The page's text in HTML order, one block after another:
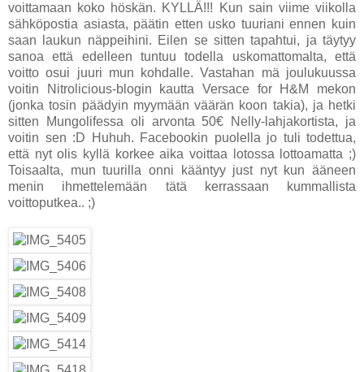
voittamaan koko höskän. KYLLÄ!!! Kun sain viime viikolla
sähköpostia asiasta, päätin etten usko tuuriani ennen kuin
saan laukun näppeihini. Eilen se sitten tapahtui, ja täytyy
sanoa että edelleen tuntuu todella uskomattomalta, että
voitto osui juuri mun kohdalle. Vastahan mä joulukuussa
voitin Nitrolicious-blogin kautta Versace for H&M mekon
(jonka tosin päädyin myymään väärän koon takia), ja hetki
sitten Mungolifessa oli arvonta 50€ Nelly-lahjakortista, ja
voitin sen :D Huhuh. Facebookin puolella jo tuli todettua,
että nyt olis kyllä korkee aika voittaa lotossa lottoamatta ;)
Toisaalta, mun tuurilla onni kääntyy just nyt kun ääneen
menin ihmettelemään tätä kerrassaan kummallista
voittoputkea.. ;)